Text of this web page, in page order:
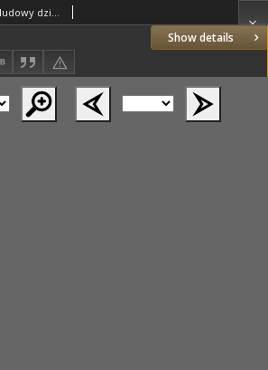
Show details
Orędownik Wielkopolski: ludowy dziennik narodowy i katolicki w Polsce 1933.06.11 R.63 Nr133